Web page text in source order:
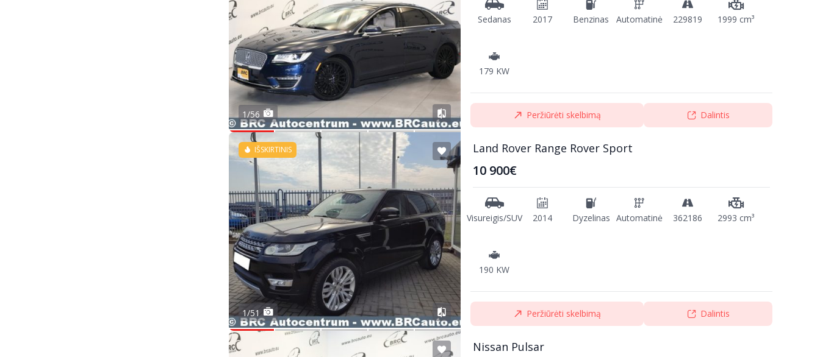
1/56
Sedanas 2017 Benzinas Automatinė 229819 1999 cm³
179 KW
Peržiūrėti skelbimą Dalintis
IŠSKIRTINIS
1/51
Land Rover Range Rover Sport
10 900€
Visureigis/SUV 2014 Dyzelinas Automatinė 362186 2993 cm³
190 KW
Peržiūrėti skelbimą Dalintis
Nissan Pulsar